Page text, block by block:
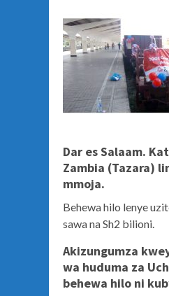
Dar es Salaam.
Zambia (Tazara)
mmoja.
Behewa hilo lenye
sawa na Sh2 bilioni.
Akizungumza
wa huduma za
behewa hilo ni